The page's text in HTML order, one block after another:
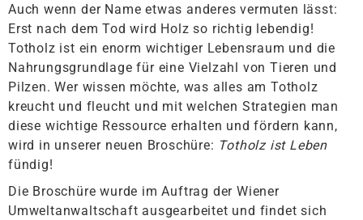
Auch wenn der Name etwas anderes vermuten lässt:
Erst nach dem Tod wird Holz so richtig lebendig!
Totholz ist ein enorm wichtiger Lebensraum und die
Nahrungsgrundlage für eine Vielzahl von Tieren und
Pilzen. Wer wissen möchte, was alles am Totholz
kreucht und fleucht und mit welchen Strategien man
diese wichtige Ressource erhalten und fördern kann,
wird in unserer neuen Broschüre: Totholz ist Leben
fündig!
Die Broschüre wurde im Auftrag der Wiener
Umweltanwaltschaft ausgearbeitet und findet sich